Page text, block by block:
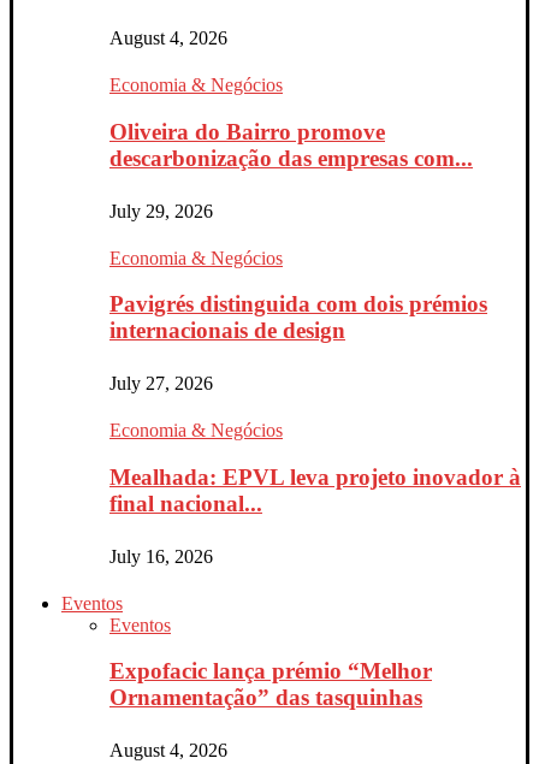
August 4, 2026
Economia & Negócios
Oliveira do Bairro promove
descarbonização das empresas com...
July 29, 2026
Economia & Negócios
Pavigrés distinguida com dois prémios
internacionais de design
July 27, 2026
Economia & Negócios
Mealhada: EPVL leva projeto inovador à
final nacional...
July 16, 2026
Eventos
Eventos
Expofacic lança prémio “Melhor
Ornamentação” das tasquinhas
August 4, 2026